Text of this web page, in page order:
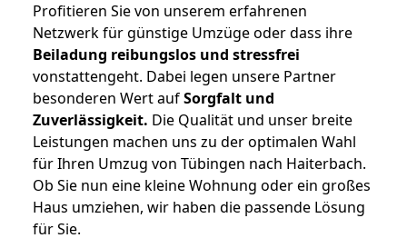
Profitieren Sie von unserem erfahrenen
Netzwerk für günstige Umzüge oder dass ihre
Beiladung reibungslos und stressfrei
vonstattengeht. Dabei legen unsere Partner
besonderen Wert aufSorgfalt und
Zuverlässigkeit. Die Qualität und unser breite
Leistungen machen uns zu der optimalen Wahl
für Ihren Umzug von Tübingen nach Haiterbach.
Ob Sie nun eine kleine Wohnung oder ein großes
Haus umziehen, wir haben die passende Lösung
für Sie.